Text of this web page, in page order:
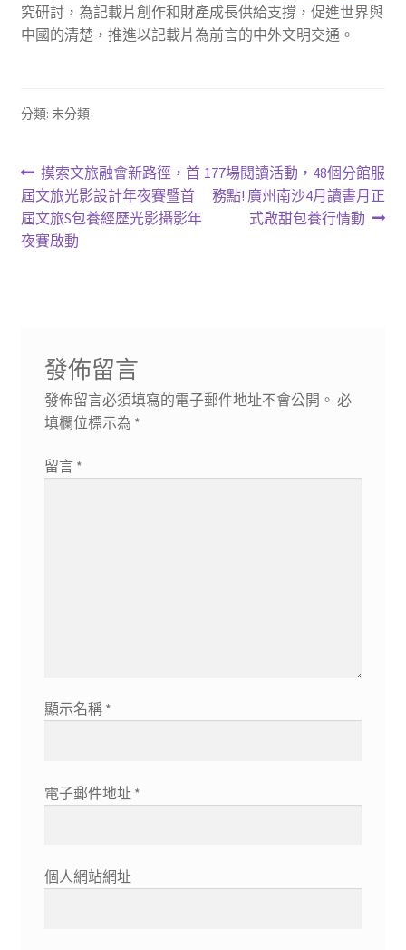
究研討，為記載片創作和財產成長供給支撐，促進世界與
中國的清楚，推進以記載片為前言的中外文明交通。
分類: 未分類
文
章
導
上
一
篇
文
摸索文旅融會新路徑，首
屆文旅光影設計年夜賽暨首
屆文旅S包養經歷光影攝影年
夜賽啟動
下
一
177場閱讀活動，48個分館服
務點! 廣州南沙4月讀書月正
式啟甜包養行情動
發佈留言
發佈留言必須填寫的電子郵件地址不會公開。 必
填欄位標示為 *
留言 *
顯示名稱 *
電子郵件地址 *
個人網站網址